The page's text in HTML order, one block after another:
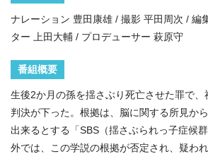
ナレーション 豊田康雄 / 撮影 平田周次 / 編
ター 上田大輔 / プロデューサー 萩原守
番組概要
生後2か月の孫を揺さぶり死亡させた罪で
判決が下った。根拠は、脳に関する所見か
出来るとする「SBS（揺さぶられっ子症候
外では、この学説の根拠が否定され、疑わ